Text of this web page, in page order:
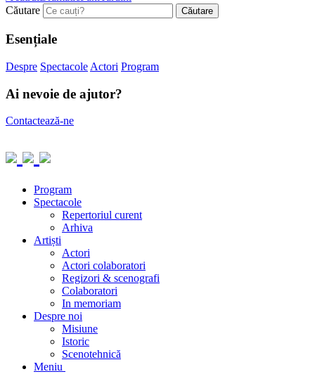
Căutare
Esențiale
Despre Spectacole Actori Program
Ai nevoie de ajutor?
Contactează-ne
Program
Spectacole
Repertoriul curent
Arhiva
Artiști
Actori
Actori colaboratori
Regizori & scenografi
Colaboratori
In memoriam
Despre noi
Misiune
Istoric
Scenotehnică
Meniu